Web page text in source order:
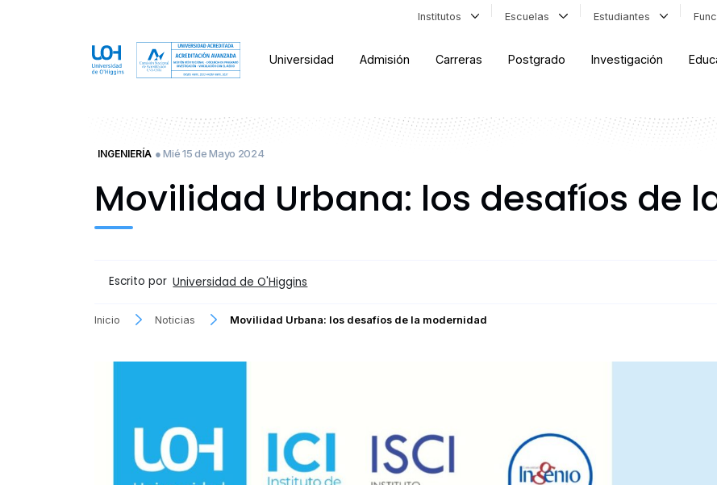
Institutos Escuelas Estudiantes
Universidad Admisión Carreras Postgrado Investigación
INGENIERÍA ● Mié 15 de Mayo 2024
Movilidad Urbana: los desafíos de
Escrito por Universidad de O'Higgins
Inicio Noticias Movilidad Urbana: los desafíos de la modernidad